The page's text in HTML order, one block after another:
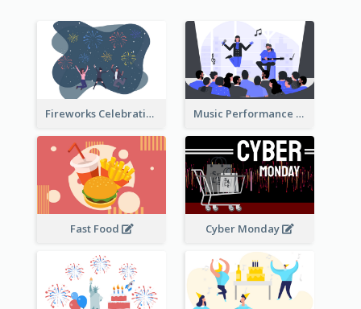
Fireworks Celebration Illustration Music Performance Illustration
Fast Food Cyber Monday